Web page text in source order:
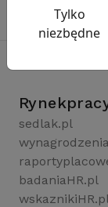
sedlak.pl
badaniaHR.pl
Tylko
niezbędne